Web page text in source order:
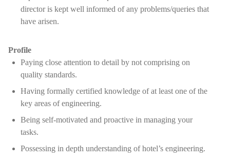
director is kept well informed of any problems/queries that
have arisen.
Profile
Paying close attention to detail by not comprising on
quality standards.
Having formally certified knowledge of at least one of the
key areas of engineering.
Being self-motivated and proactive in managing your
tasks.
Possessing in depth understanding of hotel’s engineering.